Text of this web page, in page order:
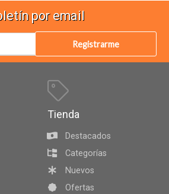
por email
Registrarme
Tienda
Destacados
Categorías
Nuevos
Ofertas